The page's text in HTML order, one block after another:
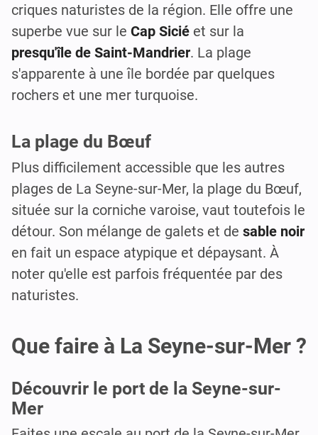
criques naturistes de la région. Elle offre une
superbe vue sur le Cap Sicié et sur la
presqu'île de Saint-Mandrier. La plage
s'apparente à une île bordée par quelques
rochers et une mer turquoise.
La plage du Bœuf
Plus difficilement accessible que les autres
plages de La Seyne-sur-Mer, la plage du Bœuf,
située sur la corniche varoise, vaut toutefois le
détour. Son mélange de galets et de sable noir
en fait un espace atypique et dépaysant. À
noter qu'elle est parfois fréquentée par des
naturistes.
Que faire à La Seyne-sur-Mer ?
Découvrir le port de la Seyne-sur-
Mer